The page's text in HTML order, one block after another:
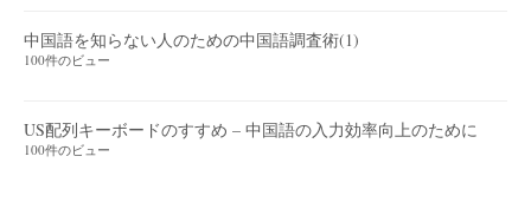
中国語を知らない人のための中国語調査術(1)
100件のビュー
US配列キーボードのすすめ – 中国語の入力効率向上のために
100件のビュー